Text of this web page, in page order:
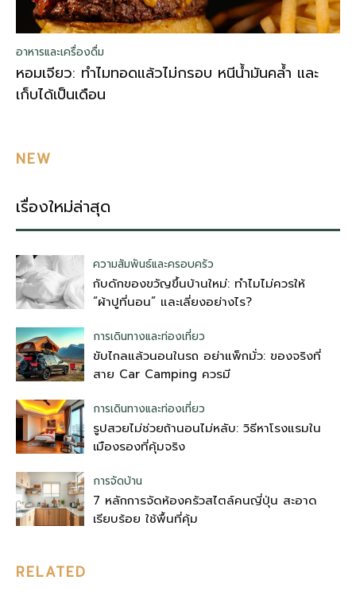
อาหารและเครื่องดื่ม
หอมเจียว: ทำไมทอดแล้วไม่กรอบ หนีน้ำมันคล้ำ และ
เก็บได้เป็นเดือน
NEW
เรื่องใหม่ล่าสุด
ความสัมพันธ์และครอบครัว
กับดักของขวัญขึ้นบ้านใหม่: ทำไมไม่ควรให้
“ผ้าปูที่นอน” และเลี่ยงอย่างไร?
การเดินทางและท่องเที่ยว
ขับไกลแล้วนอนในรถ อย่าแพ็กมั่ว: ของจริงที่
สาย Car Camping ควรมี
การเดินทางและท่องเที่ยว
รูปสวยไม่ช่วยถ้านอนไม่หลับ: วิธีหาโรงแรมใน
เมืองรองที่คุ้มจริง
การจัดบ้าน
7 หลักการจัดห้องครัวสไตล์คนญี่ปุ่น สะอาด
เรียบร้อย ใช้พื้นที่คุ้ม
RELATED